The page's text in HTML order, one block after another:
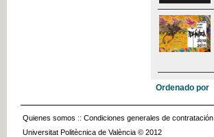
Ordenado por
Quienes somos :: Condiciones generales de contratación
Universitat Politècnica de València © 2012